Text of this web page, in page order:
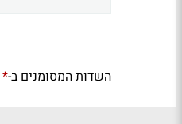
השדות המסומנים ב-*